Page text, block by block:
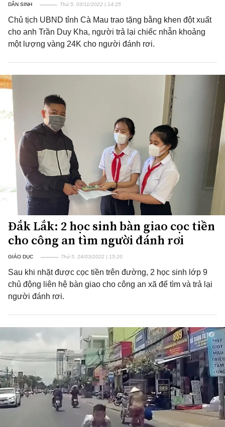
DÂN SINH Thứ 5, 03/11/2022 | 14:25
Chủ tịch UBND tỉnh Cà Mau trao tặng bằng khen đột xuất
cho anh Trần Duy Kha, người trả lại chiếc nhẫn khoảng
một lượng vàng 24K cho người đánh rơi.
Đắk Lắk: 2 học sinh bàn giao cọc tiền
cho công an tìm người đánh rơi
GIÁO DỤC Thứ 5, 24/03/2022 | 15:20
Sau khi nhặt được cọc tiền trên đường, 2 học sinh lớp 9
chủ động liên hệ bàn giao cho công an xã để tìm và trả lại
người đánh rơi.